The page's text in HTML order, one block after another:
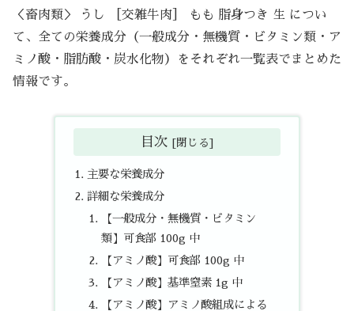
＜畜肉類＞ うし ［交雑牛肉］ もも 脂身つき 生 につい
て、全ての栄養成分（一般成分・無機質・ビタミン類・ア
ミノ酸・脂肪酸・炭水化物）をそれぞれ一覧表でまとめた
情報です。
目次
主要な栄養成分
詳細な栄養成分
【一般成分・無機質・ビタミン
類】可食部 100g 中
【アミノ酸】可食部 100g 中
【アミノ酸】基準窒素 1g 中
【アミノ酸】アミノ酸組成による